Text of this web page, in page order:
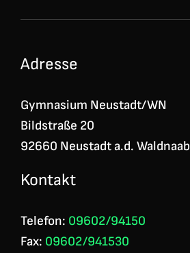
Adresse
Gymnasium Neustadt/WN
Bildstraße 20
92660 Neustadt a.d. Waldnaab
Kontakt
Telefon: 09602/94150
Fax: 09602/941530